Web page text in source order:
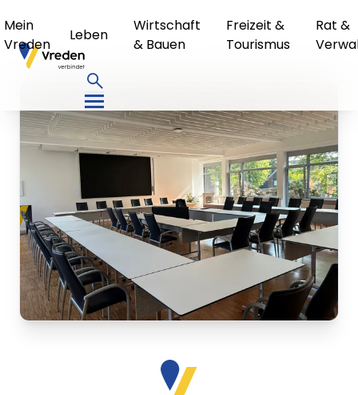
Mein
Vreden
Leben
Wirtschaft
& Bauen
Freizeit &
Tourismus
Rat &